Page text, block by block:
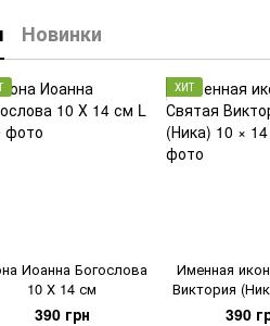
Новинки
Иоанна Богослова
10 Х 14 см
390 грн
ХИТ
Именная
Виктория
см
390